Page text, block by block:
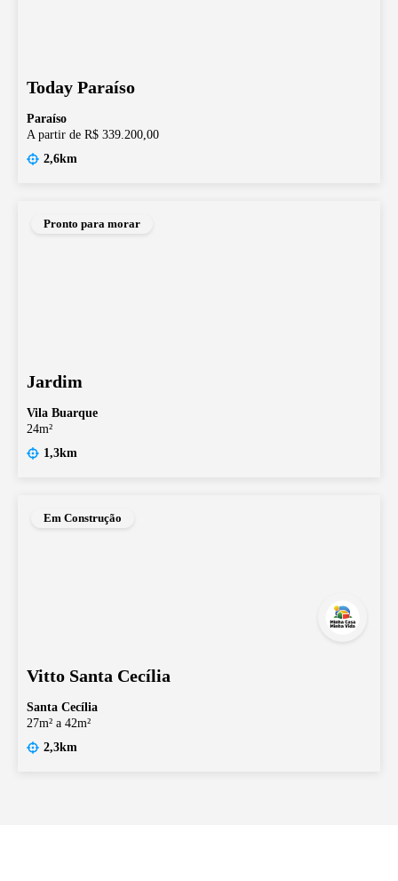
Today Paraíso
Paraíso
A partir de R$ 339.200,00
2,6km
Pronto para morar
Jardim
Vila Buarque
24m²
1,3km
Em Construção
Vitto Santa Cecília
Santa Cecília
27m² a 42m²
2,3km